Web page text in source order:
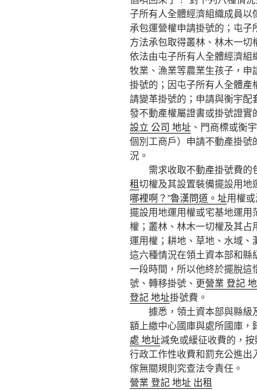
子所有人全體經濟組織成員
承包運營權申請掛號的；屯
方法承包取得叢林、林木一切
依法由屯子所有人全體經濟
牧業、漁業等農業生孩子，
掛號的；因屯子所有人全體
請變革掛號的；申請與衡宇
發不動產權屬證書或掛號證
設立 公司 地址 、門商標或衡
個別工商戶）申請不動產掛
況。
需求收取不動產掛號費的
租切權及其設置裝備擺設用地
哪裡啊？”魯漢問道。址用權
擺設用地運用權或宅基地運用
權；叢林、林木一切權及其占
運用權；耕地、草地、水域、
這六種情況在領土資本部和
一段時間，所以他終於擺脫
號、轉移掛號、更營業 登記
登記 地址掛號費。
據悉，領土資本部與縣級
額上繳中心國庫與處所國庫，
處 地址減免或緩征收費的，
行政工作性收費和罰充公進
傢無關規則究查法令責任。
營業 登記 地址 出租